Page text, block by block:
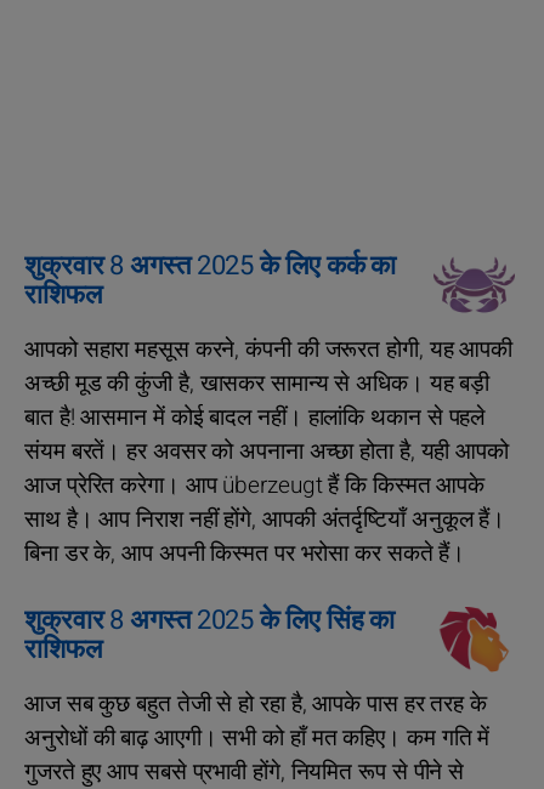
शुक्रवार 8 अगस्त 2025 के लिए कर्क का
राशिफल
आपको सहारा महसूस करने, कंपनी की जरूरत होगी, यह आपकी
अच्छी मूड की कुंजी है, खासकर सामान्य से अधिक। यह बड़ी
बात है! आसमान में कोई बादल नहीं। हालांकि थकान से पहले
संयम बरतें। हर अवसर को अपनाना अच्छा होता है, यही आपको
आज प्रेरित करेगा। आप überzeugt हैं कि किस्मत आपके
साथ है। आप निराश नहीं होंगे, आपकी अंतर्दृष्टियाँ अनुकूल हैं।
बिना डर के, आप अपनी किस्मत पर भरोसा कर सकते हैं।
शुक्रवार 8 अगस्त 2025 के लिए सिंह का
राशिफल
आज सब कुछ बहुत तेजी से हो रहा है, आपके पास हर तरह के
अनुरोधों की बाढ़ आएगी। सभी को हाँ मत कहिए। कम गति में
गुजरते हुए आप सबसे प्रभावी होंगे, नियमित रूप से पीने से